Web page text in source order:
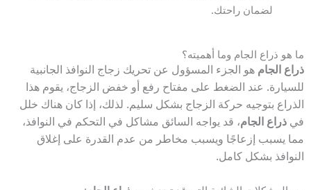
لضمان راحتك.
ما هو ذراع الجام وما أهميته؟
ذراع الجام هو الجزء المسؤول عن تحريك زجاج النوافذ الجانبية
للسيارة. عند الضغط على مفتاح رفع أو خفض الزجاج، يقوم هذا
الذراع بتوجيه حركة الزجاج بشكل سليم. لذلك، إذا كان هناك خلل
في ذراع الجام، قد يواجه السائق مشاكل في التحكم في النوافذ،
مما يسبب إزعاجًا ويسبب مخاطر من عدم القدرة على إغلاق
النوافذ بشكل كامل.